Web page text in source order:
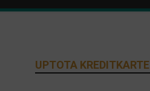
UPTOTA KREDITKARTE